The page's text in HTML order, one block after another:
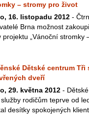
– stromy pro život
16. listopadu 2012 -
Brna možnost
projektu „Vánoční stromky
Dětské centrum Tři
dveří
29. května 2012 -
rodičům teprve od
desítky spokojených